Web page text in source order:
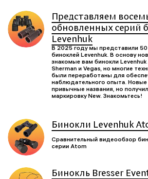
Представляем
обновленных серий
Levenhuk
В 2025 году мы представили
биноклей Levenhuk. В основу
знакомые вам бинокли
Sherman и Vegas, но многие
были переработаны для
наблюдательного опыта. Новые
привычные названия, но
маркировку New. Знакомьтесь!
Бинокли Levenhuk
Сравнительный видеообзор
серии Atom
Бинокль Bresser